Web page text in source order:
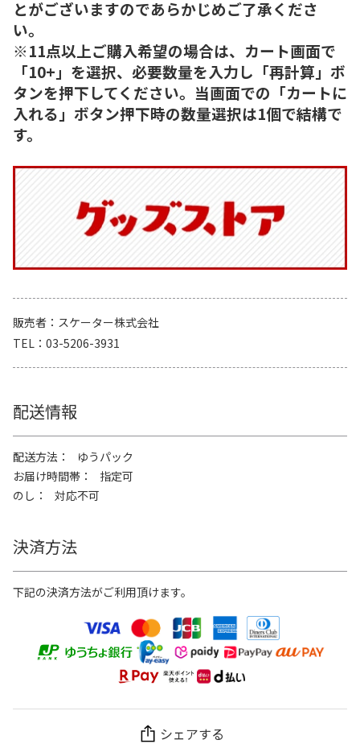
とがございますのであらかじめご了承くださ
い。
※11点以上ご購入希望の場合は、カート画面で
「10+」を選択、必要数量を入力し「再計算」ボ
タンを押下してください。当画面での「カートに
入れる」ボタン押下時の数量選択は1個で結構で
す。
販売者
スケーター株式会社
TEL
03-5206-3931
配送情報
配送方法
ゆうパック
お届け時間帯
指定可
のし
対応不可
決済方法
下記の決済方法がご利用頂けます。
シェアする